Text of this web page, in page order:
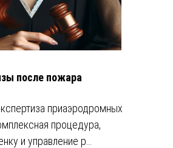
после пожара
приаэродромных
процедура,
и управление р…